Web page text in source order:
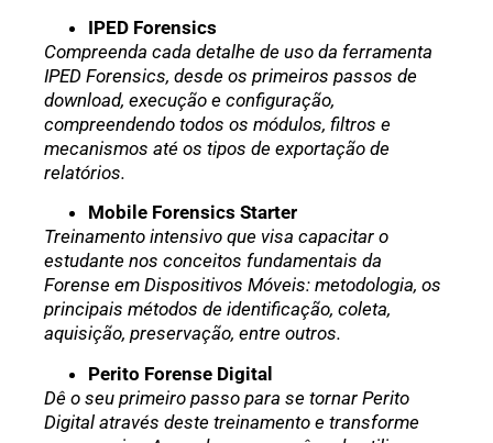
IPED Forensics
Compreenda cada detalhe de uso da ferramenta
IPED Forensics, desde os primeiros passos de
download, execução e configuração,
compreendendo todos os módulos, filtros e
mecanismos até os tipos de exportação de
relatórios.
Mobile Forensics Starter
Treinamento intensivo que visa capacitar o
estudante nos conceitos fundamentais da
Forense em Dispositivos Móveis: metodologia, os
principais métodos de identificação, coleta,
aquisição, preservação, entre outros.
Perito Forense Digital
Dê o seu primeiro passo para se tornar Perito
Digital através deste treinamento e transforme